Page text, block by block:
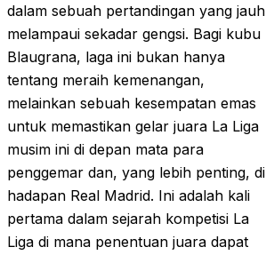
dalam sebuah pertandingan yang jauh
melampaui sekadar gengsi. Bagi kubu
Blaugrana, laga ini bukan hanya
tentang meraih kemenangan,
melainkan sebuah kesempatan emas
untuk memastikan gelar juara La Liga
musim ini di depan mata para
penggemar dan, yang lebih penting, di
hadapan Real Madrid. Ini adalah kali
pertama dalam sejarah kompetisi La
Liga di mana penentuan juara dapat